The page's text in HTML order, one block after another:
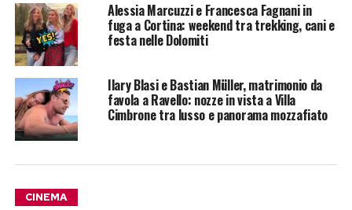
Alessia Marcuzzi e Francesca Fagnani in
fuga a Cortina: weekend tra trekking, cani e
festa nelle Dolomiti
Ilary Blasi e Bastian Müller, matrimonio da
favola a Ravello: nozze in vista a Villa
Cimbrone tra lusso e panorama mozzafiato
CINEMA